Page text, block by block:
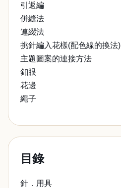
引返編
併縫法
連綴法
挑針編入花樣(配色線的換法)
主題圖案的連接方法
釦眼
花邊
繩子
目錄
針．用具